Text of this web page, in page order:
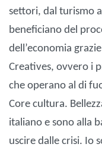
settori, dal turismo
beneficiano del
dell’economia
Creatives, ovvero i
che operano al di
Core cultura.
italiano e sono alla
uscire dalle crisi. Io